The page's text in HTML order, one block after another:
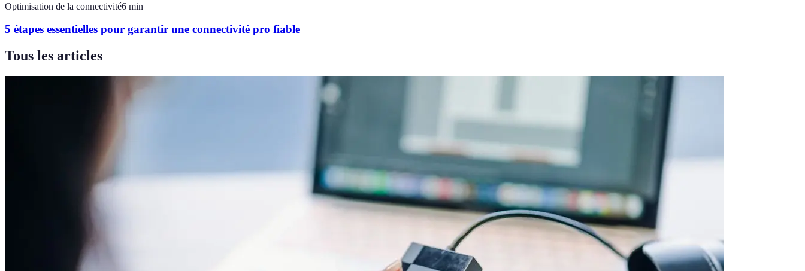
Optimisation de la connectivité6 min
5 étapes essentielles pour garantir une connectivité pro fiable
Tous les articles